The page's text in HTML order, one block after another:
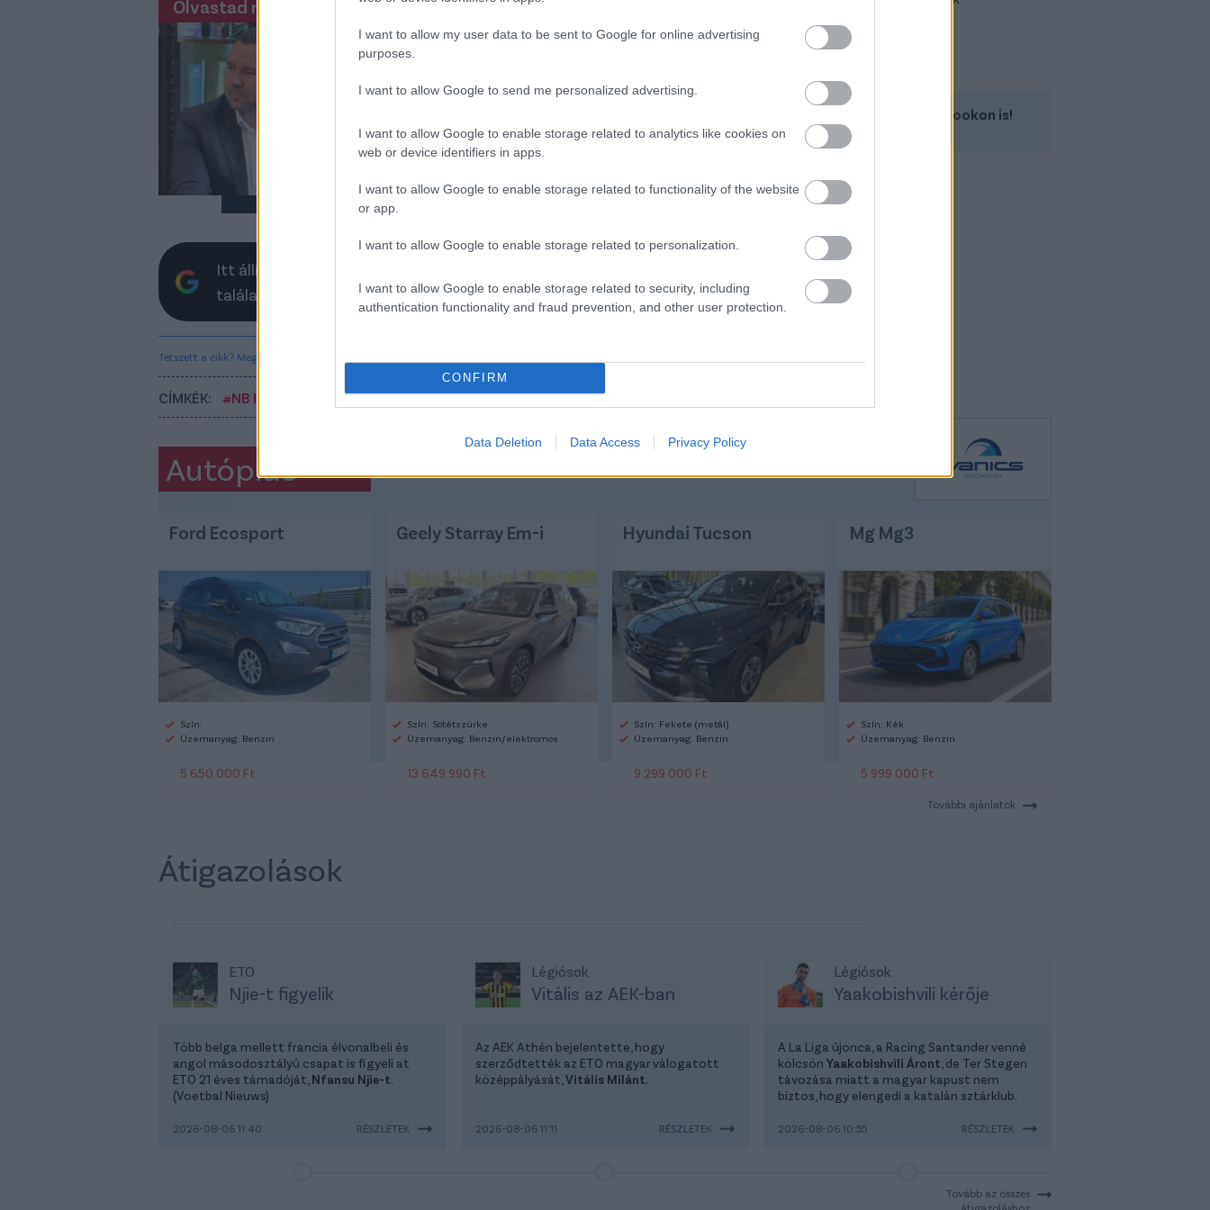
I want to allow my user data to be sent to Google for online advertising
purposes.
I want to allow Google to send me personalized advertising.
I want to allow Google to enable storage related to analytics like cookies on
web or device identifiers in apps.
I want to allow Google to enable storage related to functionality of the website
or app.
I want to allow Google to enable storage related to personalization.
I want to allow Google to enable storage related to security, including
authentication functionality and fraud prevention, and other user protection.
CONFIRM
Data Deletion Data Access Privacy Policy
Olvastad már?
klubigazgatója
FC klubigazgatójának - jelentette be az angyalföldi
Elolvasom
Itt állíthatod be, hogy a Csakfoci az elsők között legyen a Google-
találatokban
Tetszett a cikk? Megosztanád?
CÍMKÉK: #NB II
Kövess minket a Facebookon is!
Autópiac
Ford Ecosport
Szín:
Üzemanyag: Benzin
5 650 000 Ft
Geely Starray Em-i
Szín: Sötétszürke
Üzemanyag: Benzin/elektromos
13 649 990 Ft
Hyundai Tucson
Szín: Fekete (metál)
Üzemanyag: Benzin
9 299 000 Ft
Mg Mg3
Szín: Kék
Üzemanyag: Benzin
5 999 000 Ft
További ajánlatok
Átigazolások
ETO
Njie-t figyelik
Több belga mellett francia élvonalbeli és
angol másodosztályú csapat is figyeli at
ETO 21 éves támadóját, Nfansu Njie-t.
(Voetbal Nieuws)
2026-08-06 11:40 RÉSZLETEK
Légiósok
Vitális az AEK-ban
Az AEK Athén bejelentette, hogy
szerződtették az ETO magyar válogatott
középpályását, Vitális Milánt.
2026-08-06 11:11 RÉSZLETEK
Légiósok
Yaakobishvili kérője
A La Liga újonca, a Racing Santander venné
kölcsön Yaakobishvili Áront , de Ter Stegen
távozása miatt a magyar kapust nem
biztos, hogy elengedi a katalán sztárklub.
2026-08-06 10:55 RÉSZLETEK
Tovább az összes
átigazoláshoz